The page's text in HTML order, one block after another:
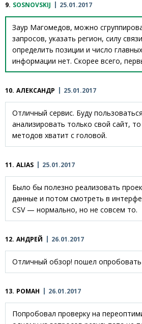
9. SOSNOVSKIJ 25.01.2017
Заур Магомедов, можно
запросов, указать регион, силу
определить позиции и число
информации нет. Скорее всего,
10. АЛЕКСАНДР 25.01.2017
Отличный сервис. Буду
анализировать только свой сайт,
методов хватит с головой.
11. ALIAS 25.01.2017
Было бы полезно реализовать
данные и потом смотреть в
CSV — нормально, но не совсем то.
12. АНДРЕЙ 26.01.2017
Отличный обзор! пошел
13. РОМАН 26.01.2017
Попробовал проверку на